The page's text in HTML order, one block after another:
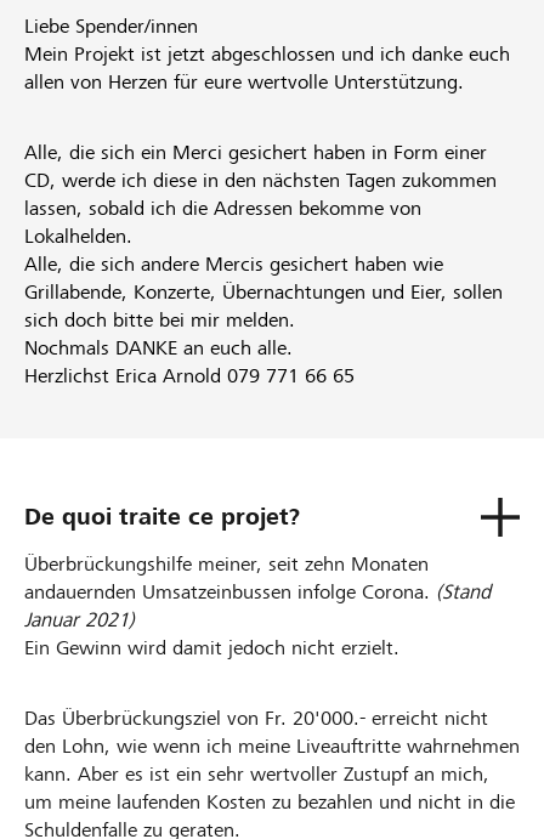
Liebe Spender/innen
Mein Projekt ist jetzt abgeschlossen und ich danke euch
allen von Herzen für eure wertvolle Unterstützung.
Alle, die sich ein Merci gesichert haben in Form einer
CD, werde ich diese in den nächsten Tagen zukommen
lassen, sobald ich die Adressen bekomme von
Lokalhelden.
Alle, die sich andere Mercis gesichert haben wie
Grillabende, Konzerte, Übernachtungen und Eier, sollen
sich doch bitte bei mir melden.
Nochmals DANKE an euch alle.
Herzlichst Erica Arnold 079 771 66 65
De quoi traite ce projet?
Überbrückungshilfe meiner, seit zehn Monaten
andauernden Umsatzeinbussen infolge Corona. (Stand
Januar 2021)
Ein Gewinn wird damit jedoch nicht erzielt.
Das Überbrückungsziel von Fr. 20'000.- erreicht nicht
den Lohn, wie wenn ich meine Liveauftritte wahrnehmen
kann. Aber es ist ein sehr wertvoller Zustupf an mich,
um meine laufenden Kosten zu bezahlen und nicht in die
Schuldenfalle zu geraten.